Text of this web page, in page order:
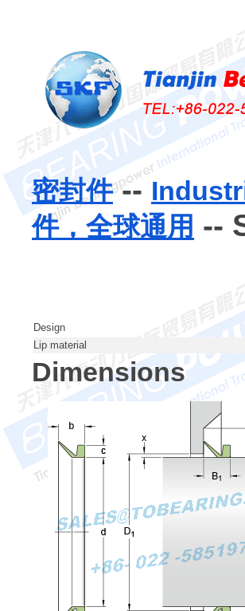
密封件--
件，全球通用 --
Design
Lip material
Dimensions